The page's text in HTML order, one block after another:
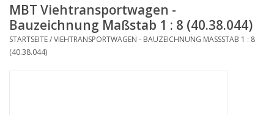
Holzbau
Landschaft
MBT Viehtransportwagen -
Bauzeichnung Maßstab 1 : 8 (40.38.044)
STARTSEITE/VIEHTRANSPORTWAGEN - BAUZEICHNUNG MASSSTAB 1 : 8 (
40.38.044)